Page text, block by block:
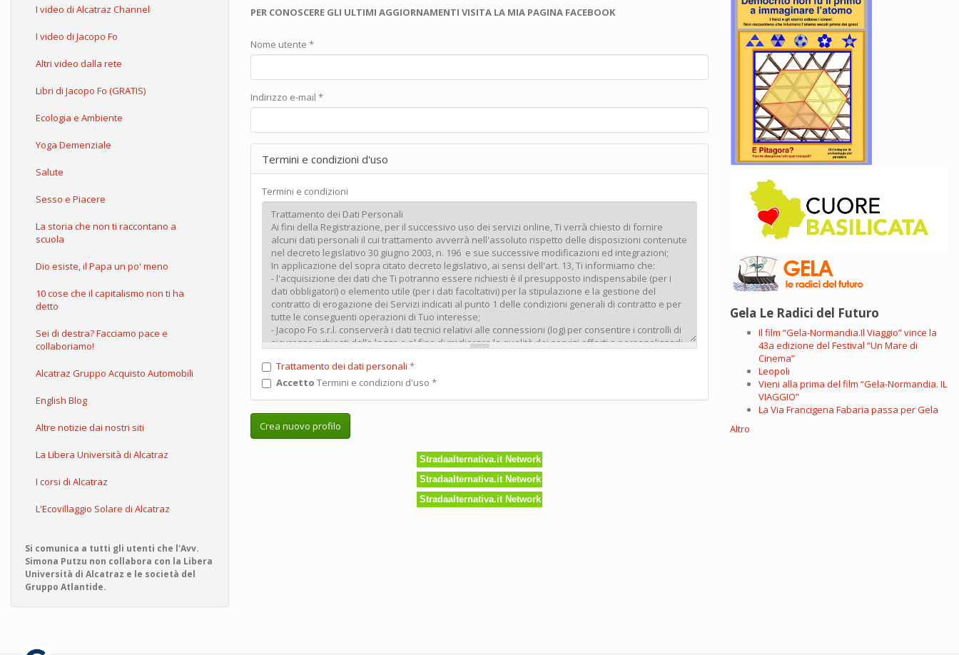
I video di Alcatraz Channel
I video di Jacopo Fo
Altri video dalla rete
Libri di Jacopo Fo (GRATIS)
Ecologia e Ambiente
Yoga Demenziale
Salute
Sesso e Piacere
La storia che non ti raccontano a
scuola
Dio esiste, il Papa un po' meno
10 cose che il capitalismo non ti ha
detto
Sei di destra? Facciamo pace e
collaboriamo!
Alcatraz Gruppo Acquisto Automobili
English Blog
Altre notizie dai nostri siti
La Libera Università di Alcatraz
I corsi di Alcatraz
L'Ecovillaggio Solare di Alcatraz
Si comunica a tutti gli utenti che l'Avv.
Simona Putzu non collabora con la Libera
Università di Alcatraz e le società del
Gruppo Atlantide.
PER CONOSCERE GLI ULTIMI AGGIORNAMENTI VISITA LA MIA PAGINA FACEBOOK
Nome utente *
Indirizzo e-mail *
Termini e condizioni d'uso
Termini e condizioni
Trattamento dei dati personali *
Accetto Termini e condizioni d'uso *
Crea nuovo profilo
Stradaalternativa.it Network
Stradaalternativa.it Network
Stradaalternativa.it Network
Gela Le Radici del Futuro
Il film “Gela-Normandia.Il Viaggio” vince la
43a edizione del Festival “Un Mare di
Cinema”
Leopoli
Vieni alla prima del film “Gela-Normandia. IL
VIAGGIO”
La Via Francigena Fabaria passa per Gela
Altro